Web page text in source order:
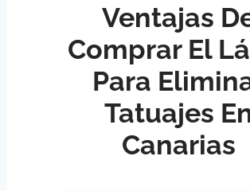
Ventajas
Comprar El
Para
Tatuajes
Canarias